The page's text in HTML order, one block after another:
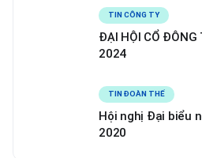
TIN CÔNG TY
ĐẠI HỘI CỔ ĐÔNG
2024
TIN ĐOÀN THỂ
Hội nghị Đại biểu
2020